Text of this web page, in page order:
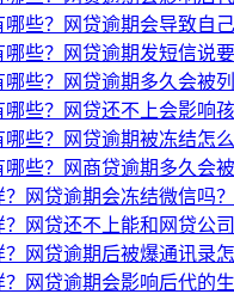
些？网贷逾期会导致自己
些？网贷逾期发短信说
些？网贷逾期多久会被
些？网贷还不上会影响孩
些？网贷逾期被冻结怎么
些？网商贷逾期多久会
网贷逾期会冻结微信吗？
网贷还不上能和网贷公司
网贷逾期后被爆通讯录怎
网贷逾期会影响后代的生